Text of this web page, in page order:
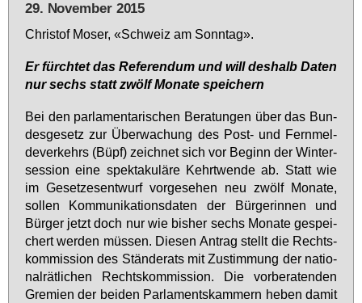
29. November 2015
Chris­tof Mo­ser, «Schweiz am Sonn­tag».
Er fürch­tet das Re­fe­ren­dum und will des­halb Da­ten
nur sechs statt zwölf Mo­na­te spei­chern
Bei den par­la­men­ta­ri­schen Be­ra­tun­gen über das Bun­
des­ge­setz zur Über­wa­chung des Post- und Fern­mel­
de­ver­kehrs (Büpf) zeich­net sich vor Be­ginn der Win­ter­
ses­si­on ei­ne spek­ta­ku­lä­re Kehrt­wen­de ab. Statt wie
im Ge­set­zes­ent­wurf vor­ge­se­hen neu zwölf Mo­na­te,
sol­len Kom­mu­ni­ka­ti­ons­da­ten der Bür­ge­rin­nen und
Bür­ger jetzt doch nur wie bis­her sechs Mo­na­te ge­spei­
chert wer­den müs­sen. Die­sen An­trag stellt die Rechts­
kom­mis­si­on des Stän­de­rats mit Zu­stim­mung der na­tio­
nal­rät­li­chen Rechts­kom­mis­si­on. Die vor­be­ra­ten­den
Gre­mi­en der bei­den Par­la­ments­kam­mern he­ben da­mit